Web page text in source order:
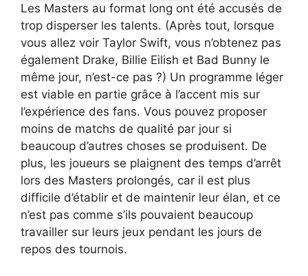
Les Masters au format long ont été accusés de
trop disperser les talents. (Après tout, lorsque
vous allez voir Taylor Swift, vous n’obtenez pas
également Drake, Billie Eilish et Bad Bunny le
même jour, n’est-ce pas ?) Un programme léger
est viable en partie grâce à l’accent mis sur
l’expérience des fans. Vous pouvez proposer
moins de matchs de qualité par jour si
beaucoup d’autres choses se produisent. De
plus, les joueurs se plaignent des temps d’arrêt
lors des Masters prolongés, car il est plus
difficile d’établir et de maintenir leur élan, et ce
n’est pas comme s’ils pouvaient beaucoup
travailler sur leurs jeux pendant les jours de
repos des tournois.